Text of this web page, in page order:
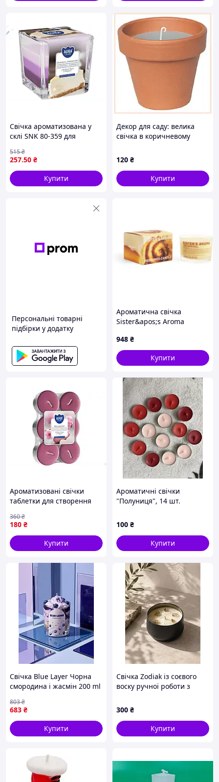
Свічка ароматизована у
склі SNK 80-359 для
аромату в домі
257.50 ₴
515₴
Купити
Декор для саду: велика
свічка в коричневому
120 ₴
Купити
Персональні товарні
підбірки у додатку
Ароматична свічка
Sister&apos;s Aroma
(4820227786367)
948 ₴
Купити
Ароматизовані свічки
таблетки для створення
BISPOL
180 ₴
360₴
Купити
Ароматичні свічки
"Полуниця", 14 шт.
100 ₴
Купити
Свічка Blue Layer Чорна
смородина і жасмін 200 ml
683 ₴
803₴
Купити
Свічка Zodiak із соєвого
воску ручної роботи з
крихтою білого кварцу
300 ₴
Купити